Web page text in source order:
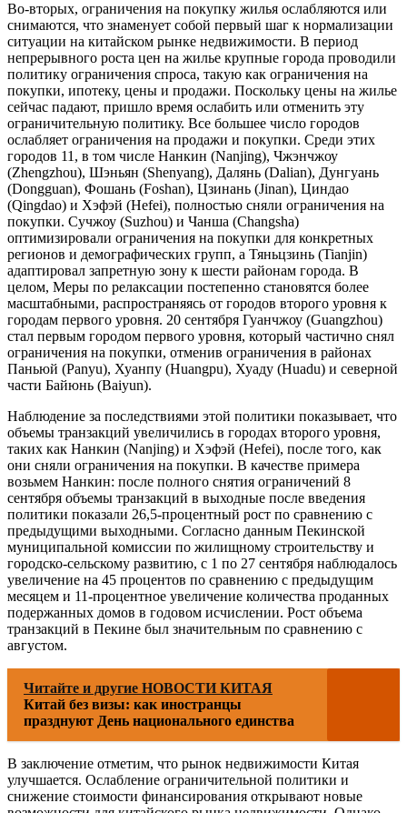
Во-вторых, ограничения на покупку жилья ослабляются или
снимаются, что знаменует собой первый шаг к нормализации
ситуации на китайском рынке недвижимости. В период
непрерывного роста цен на жилье крупные города проводили
политику ограничения спроса, такую ​​как ограничения на
покупки, ипотеку, цены и продажи. Поскольку цены на жилье
сейчас падают, пришло время ослабить или отменить эту
ограничительную политику. Все большее число городов
ослабляет ограничения на продажи и покупки. Среди этих
городов 11, в том числе Нанкин (Nanjing), Чжэнчжоу
(Zhengzhou), Шэньян (Shenyang), Далянь (Dalian), Дунгуань
(Dongguan), Фошань (Foshan), Цзинань (Jinan), Циндао
(Qingdao) и Хэфэй (Hefei), полностью сняли ограничения на
покупки. Сучжоу (Suzhou) и Чанша (Changsha)
оптимизировали ограничения на покупки для конкретных
регионов и демографических групп, а Тяньцзинь (Tianjin)
адаптировал запретную зону к шести районам города. В
целом, Меры по релаксации постепенно становятся более
масштабными, распространяясь от городов второго уровня к
городам первого уровня. 20 сентября Гуанчжоу (Guangzhou)
стал первым городом первого уровня, который частично снял
ограничения на покупки, отменив ограничения в районах
Паньюй (Panyu), Хуанпу (Huangpu), Хуаду (Huadu) и северной
части Байюнь (Baiyun).
Наблюдение за последствиями этой политики показывает, что
объемы транзакций увеличились в городах второго уровня,
таких как Нанкин (Nanjing) и Хэфэй (Hefei), после того, как
они сняли ограничения на покупки. В качестве примера
возьмем Нанкин: после полного снятия ограничений 8
сентября объемы транзакций в выходные после введения
политики показали 26,5-процентный рост по сравнению с
предыдущими выходными. Согласно данным Пекинской
муниципальной комиссии по жилищному строительству и
городско-сельскому развитию, с 1 по 27 сентября наблюдалось
увеличение на 45 процентов по сравнению с предыдущим
месяцем и 11-процентное увеличение количества проданных
подержанных домов в годовом исчислении. Рост объема
транзакций в Пекине был значительным по сравнению с
августом.
Читайте и другие НОВОСТИ КИТАЯ
Китай без визы: как иностранцы
празднуют День национального единства
В заключение отметим, что рынок недвижимости Китая
улучшается. Ослабление ограничительной политики и
снижение стоимости финансирования открывают новые